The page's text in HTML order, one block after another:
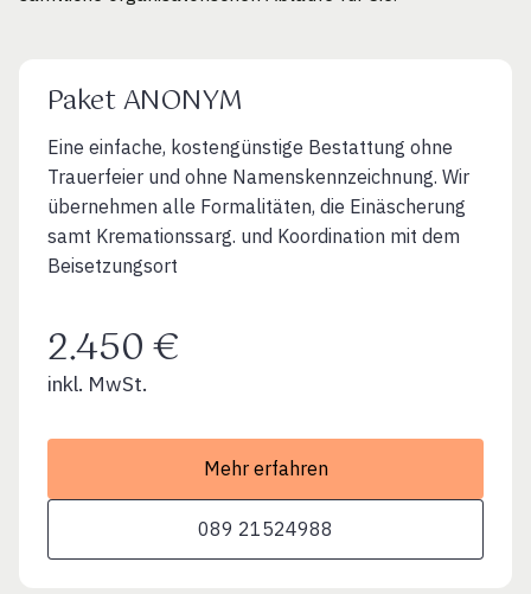
Paket ANONYM
Eine einfache, kostengünstige Bestattung ohne
Trauerfeier und ohne Namenskennzeichnung. Wir
übernehmen alle Formalitäten, die Einäscherung
samt Kremationssarg. und Koordination mit dem
Beisetzungsort
2.450 €
inkl. MwSt.
Mehr erfahren
089 21524988